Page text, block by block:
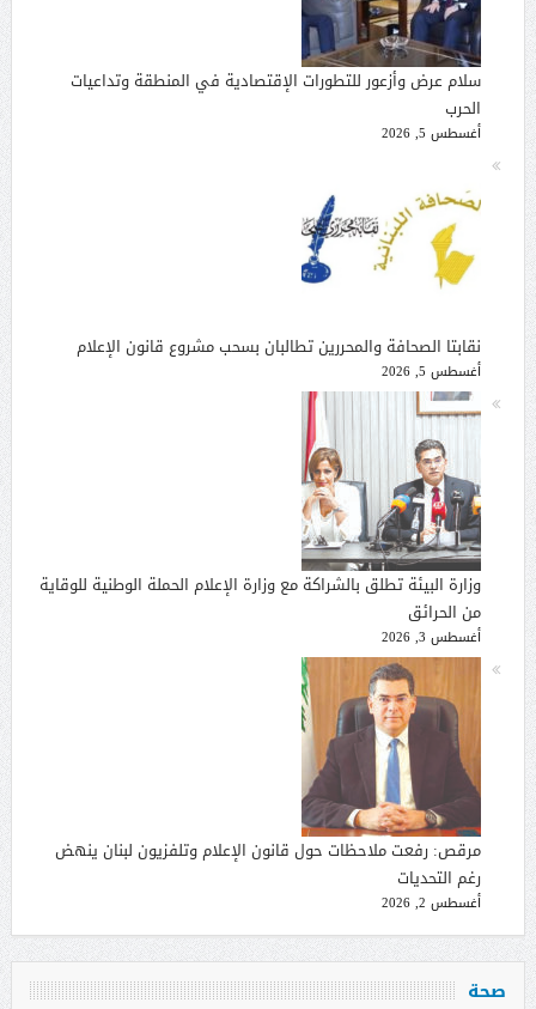
سلام عرض وأزعور للتطورات الإقتصادية في المنطقة وتداعيات
الحرب
أغسطس 5, 2026
نقابتا الصحافة والمحررين تطالبان بسحب مشروع قانون الإعلام
أغسطس 5, 2026
وزارة البيئة تطلق بالشراكة مع وزارة الإعلام الحملة الوطنية للوقاية
من الحرائق
أغسطس 3, 2026
مرقص: رفعت ملاحظات حول قانون الإعلام وتلفزيون لبنان ينهض
رغم التحديات
أغسطس 2, 2026
صحة